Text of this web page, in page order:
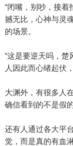
“闭嘴，别吵，接着
撼无比，心神与灵
的场景。
“这是要逆天吗，楚
人因此而心绪起伏
大渊外，有很多人
确信看到的不是假
还有人通过各大平
觉，而是真的有血